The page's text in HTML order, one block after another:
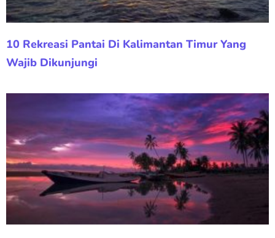
10 Rekreasi Pantai Di Kalimantan Timur Yang
Wajib Dikunjungi